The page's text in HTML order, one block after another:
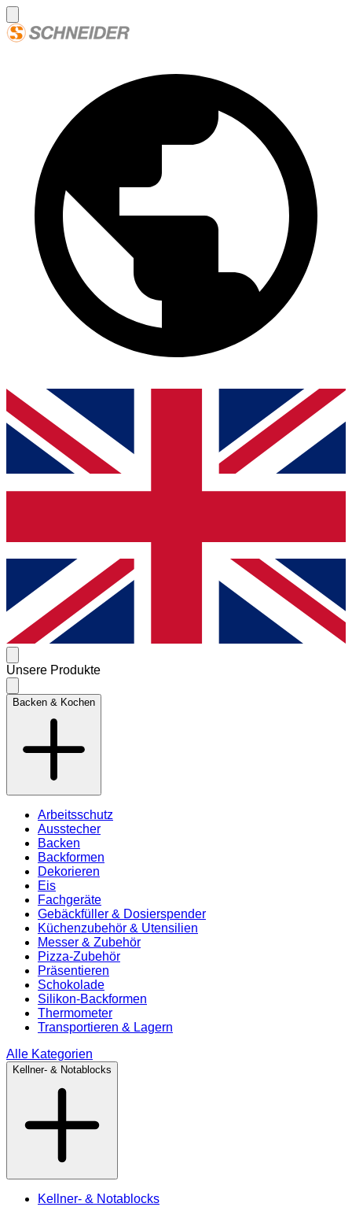
Unsere Produkte
Backen & Kochen
Arbeitsschutz
Ausstecher
Backen
Backformen
Dekorieren
Eis
Fachgeräte
Gebäckfüller & Dosierspender
Küchenzubehör & Utensilien
Messer & Zubehör
Pizza-Zubehör
Präsentieren
Schokolade
Silikon-Backformen
Thermometer
Transportieren & Lagern
Alle Kategorien
Kellner- & Notablocks
Kellner- & Notablocks